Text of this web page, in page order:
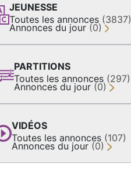
JEUNESSE
Toutes les annonces (3837)
Annonces du jour (0)
PARTITIONS
Toutes les annonces (297)
Annonces du jour (0)
VIDÉOS
Toutes les annonces (107)
Annonces du jour (0)